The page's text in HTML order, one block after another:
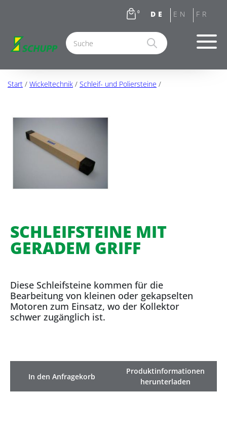
0
Start / Wickeltechnik / Schleif- und Poliersteine /
SCHLEIFSTEINE MIT
GERADEM GRIFF
Diese Schleifsteine kommen für die
Bearbeitung von kleinen oder gekapselten
Motoren zum Einsatz, wo der Kollektor
schwer zugänglich ist.
In den Anfragekorb
Produktinformationen
herunterladen